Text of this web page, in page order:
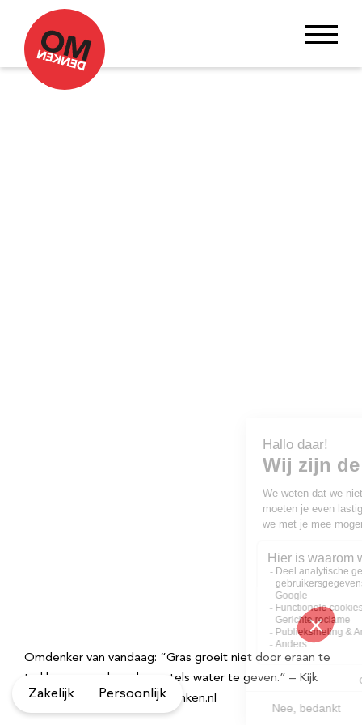
Omdenker van vandaag: “Gras groeit niet door eraan te
trekken, maar door de wortels water te geven.” – Kijk
voor meer quotes op Omdenken.nl
Zakelijk Persoonlijk